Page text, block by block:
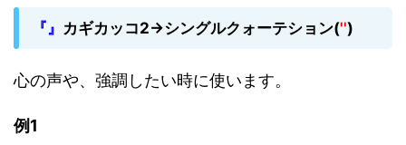
『』 カギカッコ2→シングルクォーテション('')
心の声や、強調したい時に使います。
例1